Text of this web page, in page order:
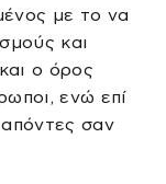
με το να
και
ο όρος
ενώ επί
σαν